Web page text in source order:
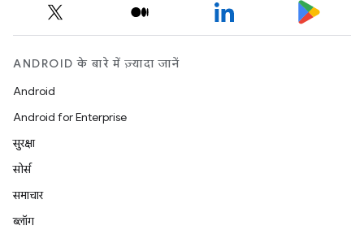
ANDROID के बारे में ज़्यादा जानें
Android
Android for Enterprise
सुरक्षा
सोर्स
समाचार
ब्लॉग